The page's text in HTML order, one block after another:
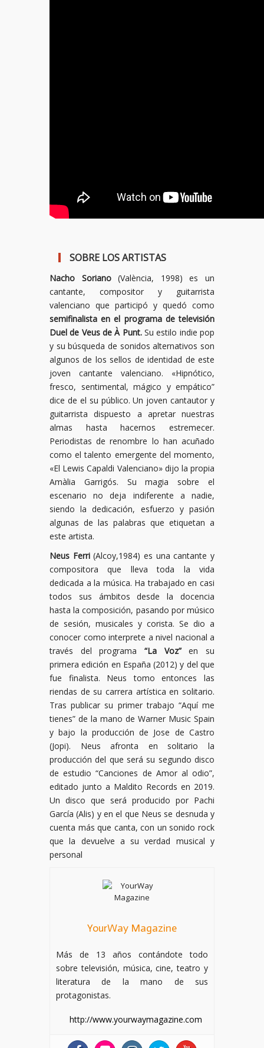
SOBRE LOS ARTISTAS
Nacho Soriano(València, 1998) es un
cantante, compositor y guitarrista
valenciano que participó y quedó como
semifinalista en el programa de televisión
Duel de Veus de À Punt.Su estilo indie pop
y su búsqueda de sonidos alternativos son
algunos de los sellos de identidad de este
joven cantante valenciano. «Hipnótico,
fresco, sentimental, mágico y empático”
dice de el su público. Un joven cantautor y
guitarrista dispuesto a apretar nuestras
almas hasta hacernos estremecer.
Periodistas de renombre lo han acuñado
como el talento emergente del momento,
«El Lewis Capaldi Valenciano» dijo la propia
Amàlia Garrigós. Su magia sobre el
escenario no deja indiferente a nadie,
siendo la dedicación, esfuerzo y pasión
algunas de las palabras que etiquetan a
este artista.
Neus Ferri(Alcoy,1984) es una cantante y
compositora que lleva toda la vida
dedicada a la música. Ha trabajado en casi
todos sus ámbitos desde la docencia
hasta la composición, pasando por músico
de sesión, musicales y corista. Se dio a
conocer como interprete a nivel nacional a
través del programa “La Voz”en su
primera edición en España (2012) y del que
fue finalista. Neus tomo entonces las
riendas de su carrera artística en solitario.
Tras publicar su primer trabajo “Aquí me
tienes” de la mano de Warner Music Spain
y bajo la producción de Jose de Castro
(Jopi). Neus afronta en solitario la
producción del que será su segundo disco
de estudio “Canciones de Amor al odio”,
editado junto a Maldito Records en 2019.
Un disco que será producido por Pachi
García (Alis) y en el que Neus se desnuda y
cuenta más que canta, con un sonido rock
que la devuelve a su verdad musical y
personal
YourWay Magazine
Más de 13 años contándote todo
sobre televisión, música, cine, teatro y
literatura de la mano de sus
protagonistas.
http://www.yourwaymagazine.com